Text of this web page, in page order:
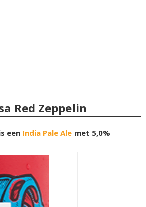
Red Zeppelin
een India Pale Ale met 5,0%